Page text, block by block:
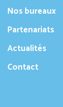
Nos bureaux
Partenariats
Actualités
Contact